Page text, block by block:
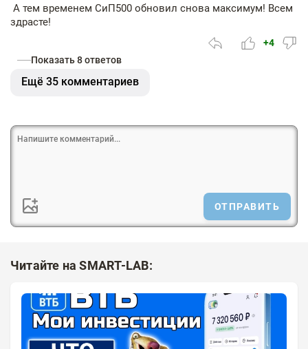
А тем временем СиП500 обновил снова максимум! Всем
здрасте!
+4
Показать 8 ответов
Ещё 35 комментариев
ОТПРАВИТЬ
Читайте на SMART-LAB: